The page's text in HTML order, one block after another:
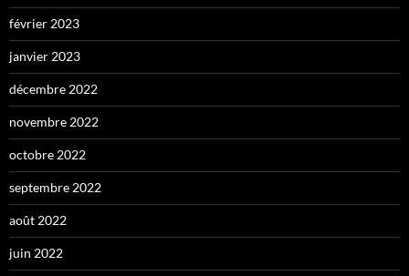
février 2023
janvier 2023
décembre 2022
novembre 2022
octobre 2022
septembre 2022
août 2022
juin 2022